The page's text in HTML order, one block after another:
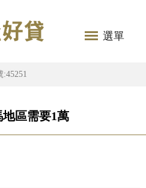
選單
區需要1萬